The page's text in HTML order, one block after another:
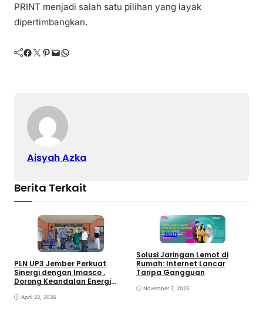
PRINT menjadi salah satu pilihan yang layak
dipertimbangkan.
Facebook Twitter Pinterest Mail WhatsApp
Aisyah Azka
Berita Terkait
Iklan
PLN UP3 Jember Perkuat
Sinergi dengan Imasco ,
Dorong Keandalan Energi
April 22, 2026
Iklan
Solusi Jaringan Lemot di
Rumah: Internet Lancar
Tanpa Gangguan
November 7, 2025